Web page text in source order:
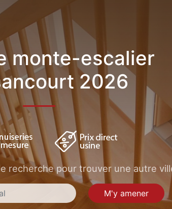
monte-escalier
2026
recherche pour trouver une autre
M'y amener